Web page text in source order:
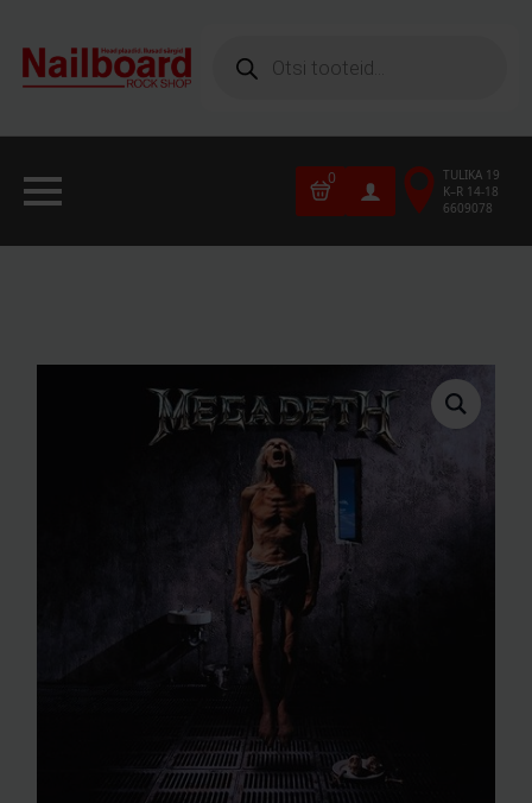
search
0
TULIKA 19
K–R 14-18
6609078